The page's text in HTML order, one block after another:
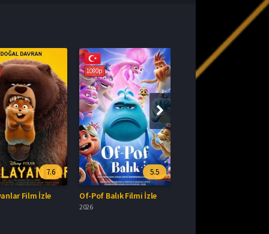
7.6
İzle
5.5
Of-Pof Balık Filmi İzle
1080p